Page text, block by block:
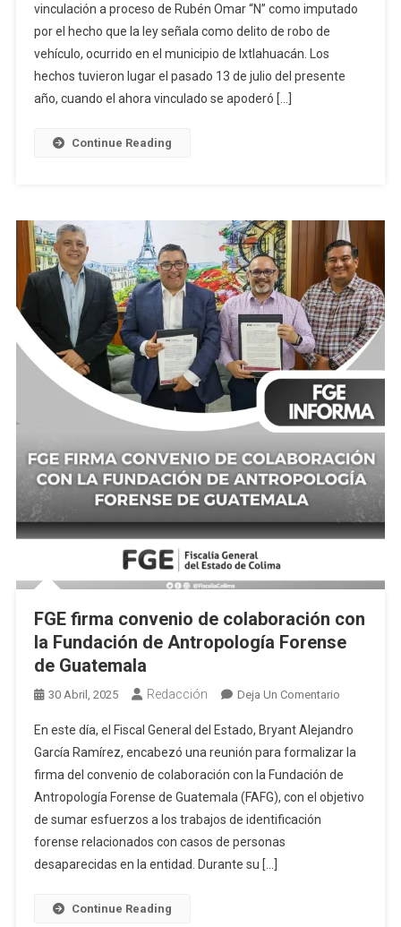
Presunción
De
vinculación a proceso de Rubén Omar “N” como imputado
por el hecho que la ley señala como delito de robo de
vehículo, ocurrido en el municipio de Ixtlahuacán. Los
hechos tuvieron lugar el pasado 13 de julio del presente
año, cuando el ahora vinculado se apoderó […]
Continue Reading
FGE firma convenio de colaboración con
la Fundación de Antropología Forense
de Guatemala
30 Abril, 2025 Redacción Deja Un ComentarioEn
Firma
Convenio
De
En este día, el Fiscal General del Estado, Bryant Alejandro
García Ramírez, encabezó una reunión para formalizar la
firma del convenio de colaboración con la Fundación de
Antropología Forense de Guatemala (FAFG), con el objetivo
de sumar esfuerzos a los trabajos de identificación
forense relacionados con casos de personas
desaparecidas en la entidad. Durante su […]
Continue Reading